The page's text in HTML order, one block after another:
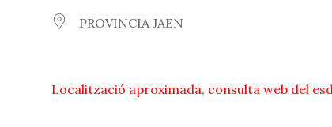
PROVINCIA JAEN
Localització aproximada, consulta web del